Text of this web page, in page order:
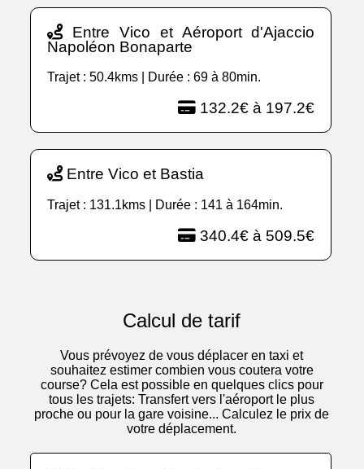
Entre Vico et Aéroport d'Ajaccio
Napoléon Bonaparte
Trajet : 50.4kms | Durée : 69 à 80min.
132.2€ à 197.2€
Entre Vico et Bastia
Trajet : 131.1kms | Durée : 141 à 164min.
340.4€ à 509.5€
Calcul de tarif
Vous prévoyez de vous déplacer en taxi et
souhaitez estimer combien vous coutera votre
course? Cela est possible en quelques clics pour
tous les trajets: Transfert vers l'aéroport le plus
proche ou pour la gare voisine... Calculez le prix de
votre déplacement.